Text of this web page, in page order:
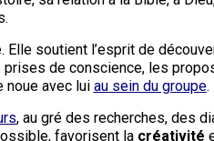
soutient l’esprit de
de conscience, les
noue avec lui au sein du groupe.
, au gré des recherches, des
favorisent la créativité